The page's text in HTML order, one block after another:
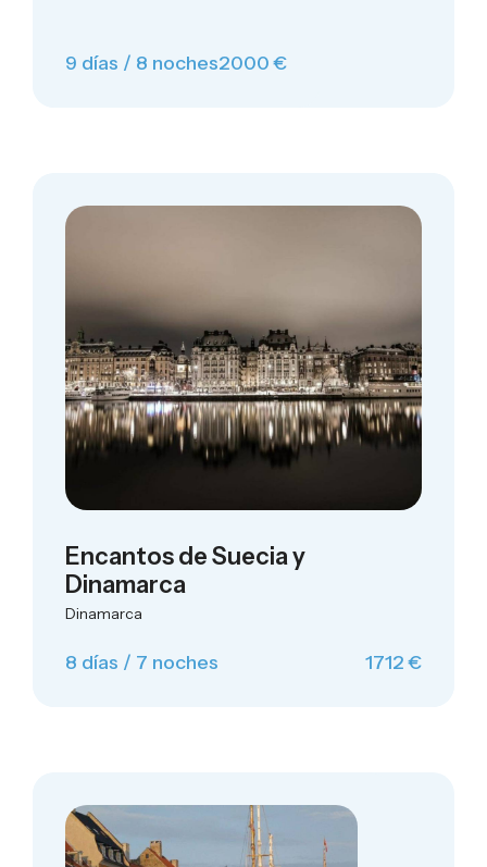
9 días / 8 noches2000 €
Encantos de Suecia y
Dinamarca
Dinamarca
8 días / 7 noches 1712 €